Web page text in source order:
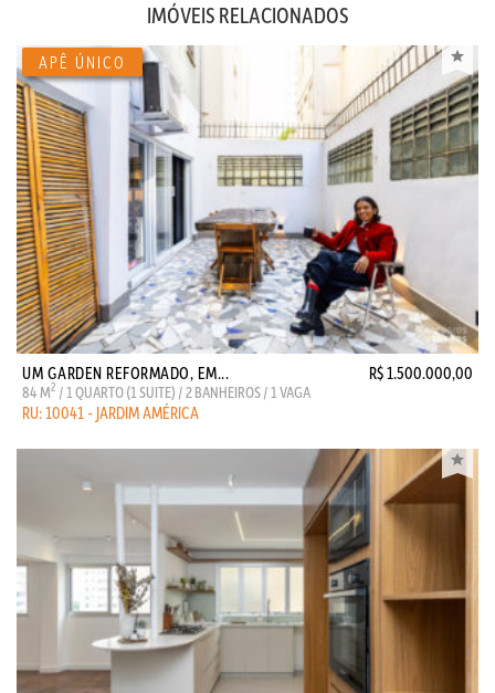
IMÓVEIS RELACIONADOS
UM GARDEN REFORMADO, EM... R$ 1.500.000,00
84 M2 / 1 QUARTO (1 SUITE) / 2 BANHEIROS / 1 VAGA
RU: 10041 - JARDIM AMÉRICA